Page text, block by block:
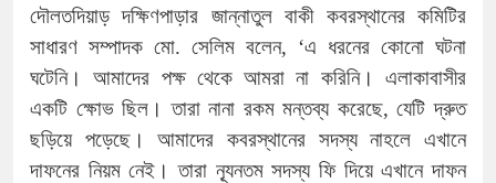
দৌলতদিয়াড় দক্ষিণপাড়ার জান্নাতুল বাকী কবরস্থানের কমিটির
সাধারণ সম্পাদক মো. সেলিম বলেন, ‘এ ধরনের কোনো ঘটনা
ঘটেনি। আমাদের পক্ষ থেকে আমরা না করিনি। এলাকাবাসীর
একটি ক্ষোভ ছিল। তারা নানা রকম মন্তব্য করেছে, যেটি দ্রুত
ছড়িয়ে পড়েছে। আমাদের কবরস্থানের সদস্য নাহলে এখানে
দাফনের নিয়ম নেই। তারা ন্যূনতম সদস্য ফি দিয়ে এখানে দাফন